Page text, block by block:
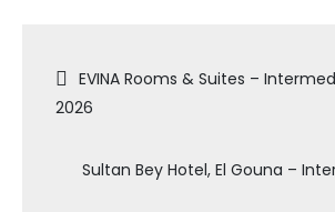
EVINA Rooms & Suites –
2026
Sultan Bey Hotel, El Gouna –